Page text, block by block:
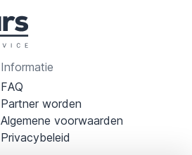
Informatie
FAQ
Partner worden
Algemene voorwaarden
Privacybeleid